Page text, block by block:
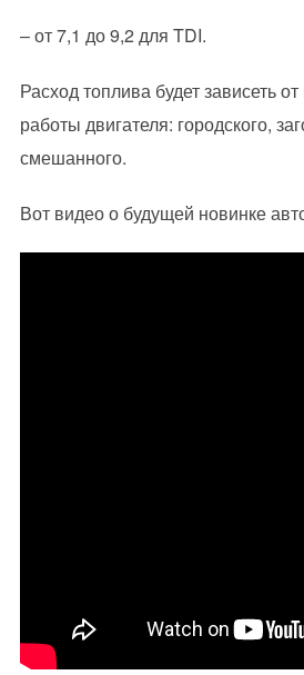
– от 7,1 до 9,2 для TDI.
Расход топлива будет зависеть
работы двигателя: городского,
смешанного.
Вот видео о будущей новинке